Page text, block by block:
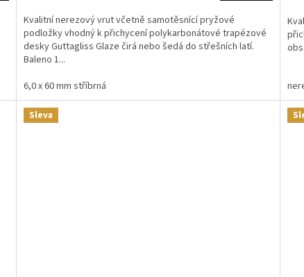
Kvalitní nerezový vrut včetně samotěsnící pryžové
podložky vhodný k přichycení polykarbonátové trapézové
desky Guttagliss Glaze čirá nebo šedá do střešních latí.
Baleno 1...
6,0 x 60 mm stříbrná
Sleva